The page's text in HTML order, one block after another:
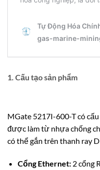
1. Cấu tạo sản phẩm
MGate 5217I-600-T có
được làm từ nhựa chống
có thể gắn trên thanh ray
Cổng Ethernet:2 cổng